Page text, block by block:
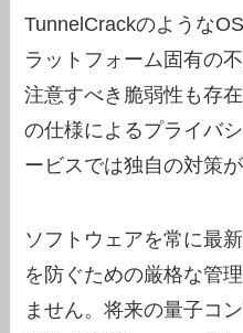
TunnelCrackのような
ラットフォーム固有の
注意すべき脆弱性も存
の仕様によるプライバ
ービスでは独自の対策
ソフトウェアを常に最
を防ぐための厳格な管
ません。将来の量子コ